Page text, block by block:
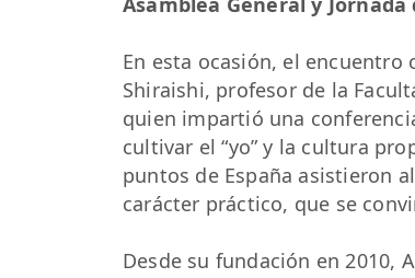
En esta ocasión, el
Shiraishi, profesor de la
quien impartió una
cultivar el “yo” y la cultura
puntos de España asistieron
carácter práctico, que se
Desde su fundación en 2010,